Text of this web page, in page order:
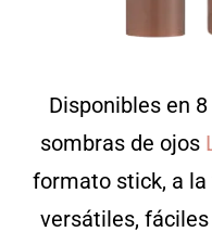
Disponibles en
sombras de ojos
formato stick, a la
versátiles,